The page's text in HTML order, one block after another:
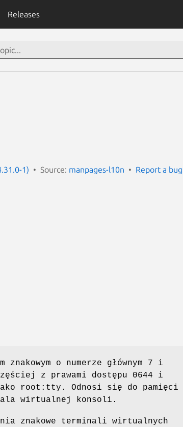
Releases
1) Source: manpages-l10n Report a bug
o numerze głównym 7 i
z prawami dostępu 0644 i
root:tty. Odnosi się do pamięci
wirtualnej konsoli.
znakowe terminali wirtualnych